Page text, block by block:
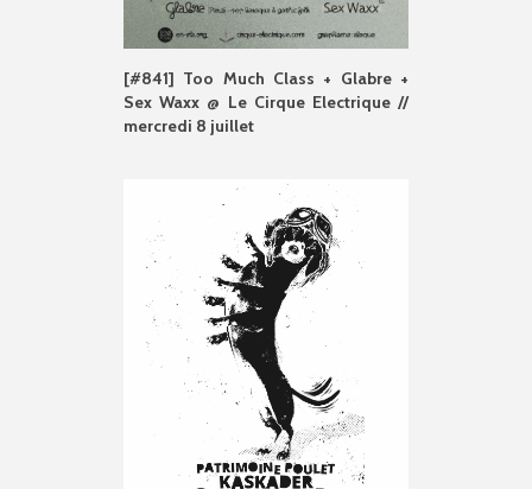
[#841] Too Much Class + Glabre +
Sex Waxx @ Le Cirque Electrique //
mercredi 8 juillet